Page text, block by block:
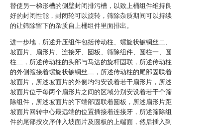
替使另一梯形槽的侧壁封闭排污槽，以致上桶组件维持良
好的封闭性能，封闭轮可以旋转，筛除杂质期间可以持续
的让筛除留下的杂质自上桶组件里面排出。
进一步地，所述升压组件包括传动柱、螺旋状铍铜丝二、
坡面片、扇形片、连接牙、圆板、筛除组件、圆柱一、圆
柱二，所述传动柱的头部与马达的旋杆固联，所述传动柱
的外侧箍接着螺旋状铍铜丝二，所述传动柱的尾部固联着
坡面片，所述坡面片的外侧均匀安设着若干扇形片，所述
坡面片位于每两个扇形片之间的区域分别安设着若干个筛
除组件，所述坡面片的下端部固联着圆板，所述扇形片距
坡面片回转中心最远端的位置插接着连接牙，所述筛除组
件的尾部按次序伸入坡面片及圆板的上端面，然后插入到